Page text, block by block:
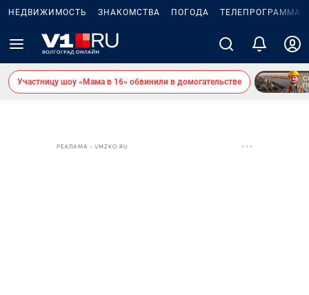
НЕДВИЖИМОСТЬ ЗНАКОМСТВА ПОГОДА ТЕЛЕПРОГРАММА
Участницу шоу «Мама в 16» обвинили в домогательстве
РЕКЛАМА • VMZKO.RU